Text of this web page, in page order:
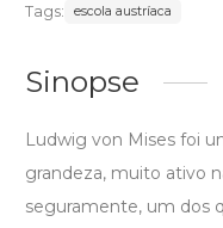
Tags: escola austríaca
Sinopse
Ludwig von Mises foi
grandeza, muito ativo
seguramente, um dos